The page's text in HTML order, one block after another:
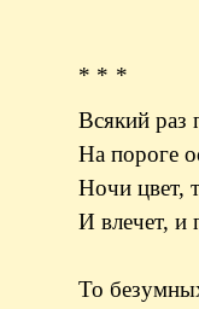
* * *
Всякий раз
На пороге
Ночи цвет,
И влечет, и
То